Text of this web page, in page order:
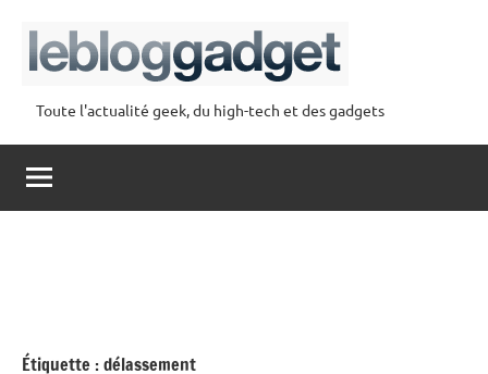
contenu
lebloggadget
Toute l'actualité geek, du high-tech et des gadgets
Étiquette :délassement